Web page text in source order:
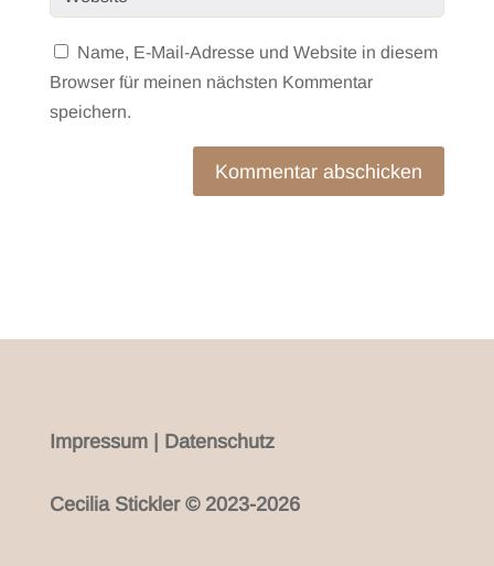
Name, E-Mail-Adresse und Website in diesem
Browser für meinen nächsten Kommentar
speichern.
Kommentar abschicken
Impressum| Datenschutz
Cecilia Stickler © 2023-2026